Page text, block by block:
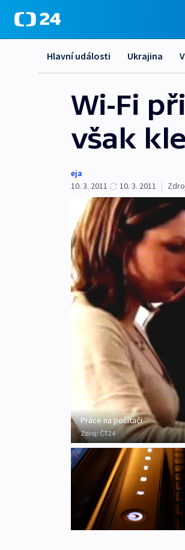
Hlavní události Ukrajina
Wi-Fi
však
eja
10. 3. 2011
10. 3. 2011 |
Práce na počítači
Zdroj:ČT24